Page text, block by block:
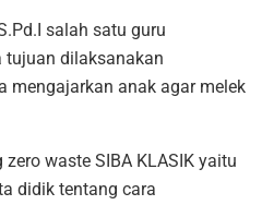
salah satu guru
tujuan dilaksanakan
mengajarkan anak agar melek
waste SIBA KLASIK yaitu
didik tentang cara